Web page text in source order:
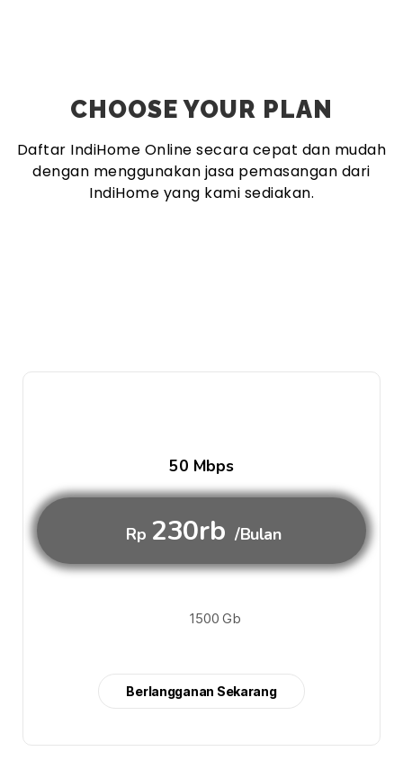
CHOOSE YOUR PLAN
Daftar IndiHome Online secara cepat dan mudah
dengan menggunakan jasa pemasangan dari
IndiHome yang kami sediakan.
50 Mbps
Rp 230rb /Bulan
1500 Gb
Berlangganan Sekarang